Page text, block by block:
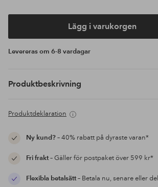
Lägg i varukorgen
Levereras om 6-8 vardagar
Produktbeskrivning
Produktdeklaration
Ny kund?– 40% rabatt på dyraste varan*
Fri frakt– Gäller för postpaket över 599 kr*
Flexibla betalsätt– Betala nu, senare eller